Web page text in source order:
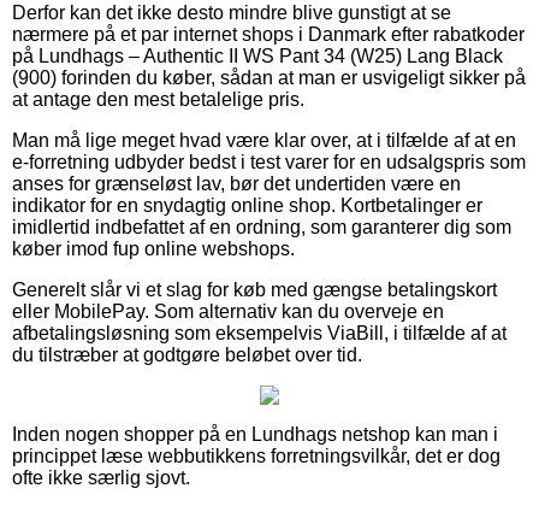
Derfor kan det ikke desto mindre blive gunstigt at se
nærmere på et par internet shops i Danmark efter rabatkoder
på Lundhags – Authentic II WS Pant 34 (W25) Lang Black
(900) forinden du køber, sådan at man er usvigeligt sikker på
at antage den mest betalelige pris.
Man må lige meget hvad være klar over, at i tilfælde af at en
e-forretning udbyder bedst i test varer for en udsalgspris som
anses for grænseløst lav, bør det undertiden være en
indikator for en snydagtig online shop. Kortbetalinger er
imidlertid indbefattet af en ordning, som garanterer dig som
køber imod fup online webshops.
Generelt slår vi et slag for køb med gængse betalingskort
eller MobilePay. Som alternativ kan du overveje en
afbetalingsløsning som eksempelvis ViaBill, i tilfælde af at
du tilstræber at godtgøre beløbet over tid.
Inden nogen shopper på en Lundhags netshop kan man i
princippet læse webbutikkens forretningsvilkår, det er dog
ofte ikke særlig sjovt.